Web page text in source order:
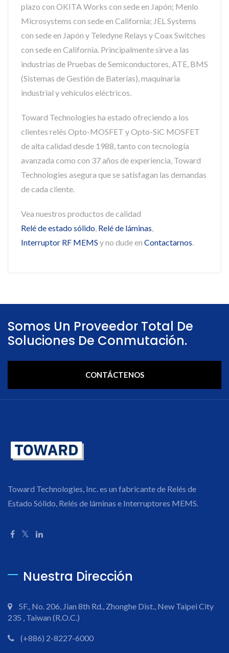
plazo con OKITA Works con sede en Japón; Menlo
Microsystems con sede en California; JEL Systems
con sede en Japón y Teledyne Relays y Coax Switches
con sede en California. Principalmente sirve a las
industrias de Pruebas de Semiconductores, ATE, BMS
(Sistemas de Gestión de Baterías), maquinaria
industrial y vehículos eléctricos.
Toward Technologies ha estado ofreciendo a los
clientes relés Opto-MOSFET y Opto-SiC MOSFET
de alta calidad desde 1988, tanto con tecnología
avanzada como con 37 años de experiencia, Toward
Technologies asegura que se satisfagan las demandas
de cada cliente.
Vea nuestros productos de calidad
Relé de estado sólido, Relé de láminas,
Interruptor RF MEMS y no dude en Contactarnos.
Somos Un Proveedor Total De
Soluciones De Conmutación.
CONTÁCTENOS
Toward Technologies, Inc. es un fabricante de Relés de
Estado Sólido, Relés de láminas e Interruptores MEMS.
Nuestra Dirección
5F., No. 206, Jian 8th Rd., Zhonghe Dist., New Taipei City
235 , Taiwan (R.O.C.)
(+886) 2-8227-6000